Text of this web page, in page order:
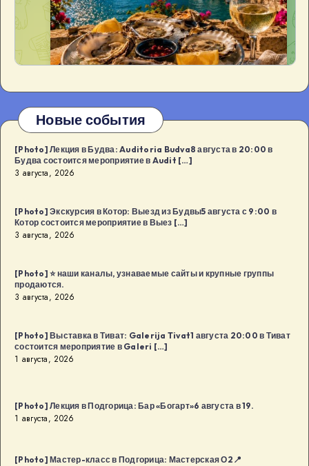
Новые события
[Photo] Лекция в Будва: Auditoria Budva8 августа в 20:00 в
Будва состоится мероприятие в Audit […]
3 августа, 2026
[Photo] Экскурсия в Котор: Выезд из Будвы5 августа с 9:00 в
Котор состоится мероприятие в Выез […]
3 августа, 2026
[Photo] ⭐️ наши каналы, узнаваемые сайты и крупные группы
продаются.
3 августа, 2026
[Photo] Выставка в Тиват: Galerija Tivat1 августа 20:00 в Тиват
состоится мероприятие в Galeri […]
1 августа, 2026
[Photo] Лекция в Подгорица: Бар «Богарт»6 августа в 19.
1 августа, 2026
[Photo] Мастер-класс в Подгорица: Мастерская О2📍